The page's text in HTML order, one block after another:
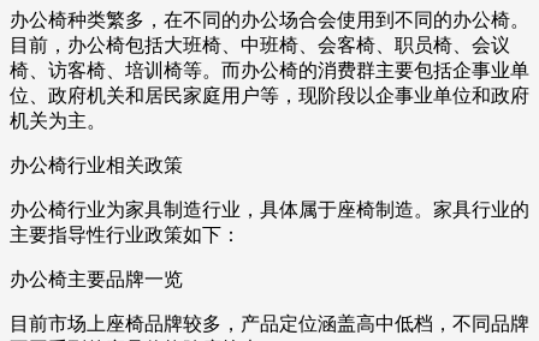
办公椅种类繁多，在不同的办公场合会使用到不同的办公椅。
目前，办公椅包括大班椅、中班椅、会客椅、职员椅、会议
椅、访客椅、培训椅等。而办公椅的消费群主要包括企事业单
位、政府机关和居民家庭用户等，现阶段以企事业单位和政府
机关为主。
办公椅行业相关政策
办公椅行业为家具制造行业，具体属于座椅制造。家具行业的
主要指导性行业政策如下：
办公椅主要品牌一览
目前市场上座椅品牌较多，产品定位涵盖高中低档，不同品牌